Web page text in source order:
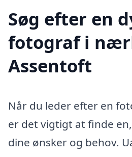
Søg efter en
fotograf i
Assentoft
Når du leder efter en
er det vigtigt at finde
dine ønsker og behov.